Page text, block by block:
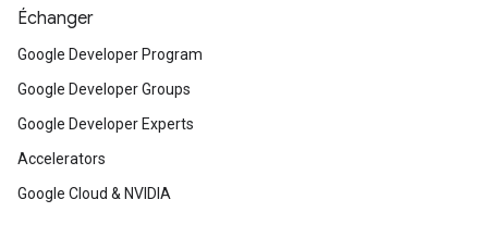
Échanger
Google Developer Program
Google Developer Groups
Google Developer Experts
Accelerators
Google Cloud & NVIDIA